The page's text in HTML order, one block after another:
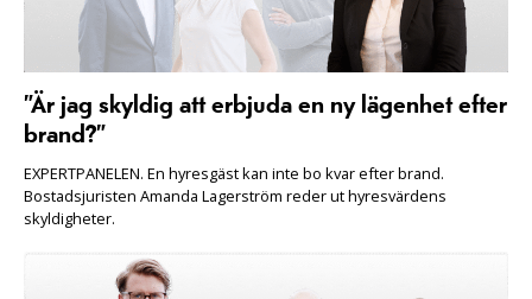
”Är jag skyldig att erbjuda en ny lägenhet efter
brand?”
EXPERTPANELEN. En hyresgäst kan inte bo kvar efter brand.
Bostadsjuristen Amanda Lagerström reder ut hyresvärdens
skyldigheter.